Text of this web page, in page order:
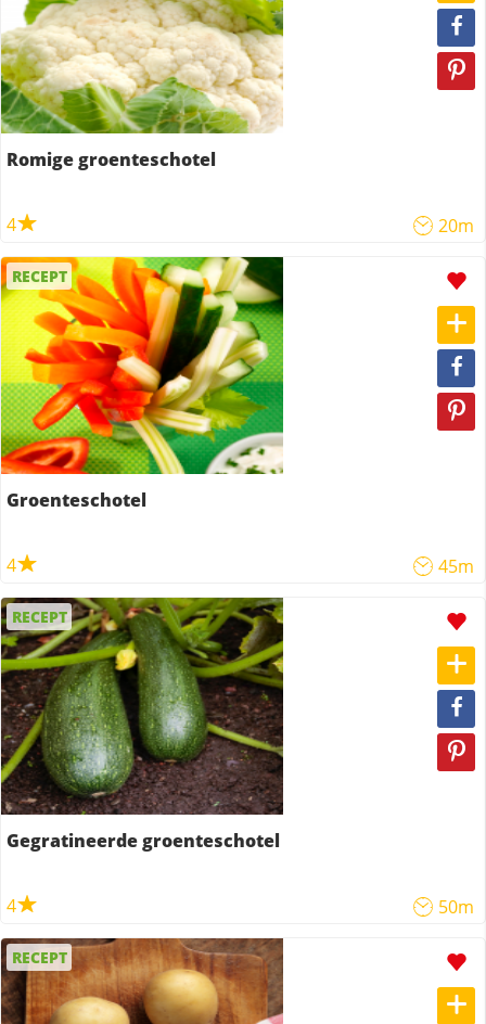
Romige groenteschotel
4 20m
RECEPT
Groenteschotel
4 45m
RECEPT
Gegratineerde groenteschotel
4 50m
RECEPT